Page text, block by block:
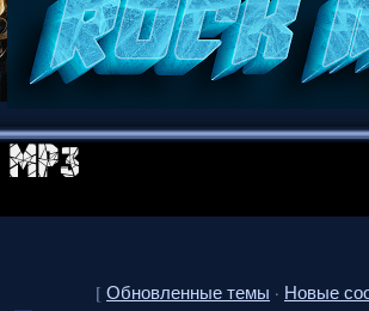
[ Обновленные темы · Новые